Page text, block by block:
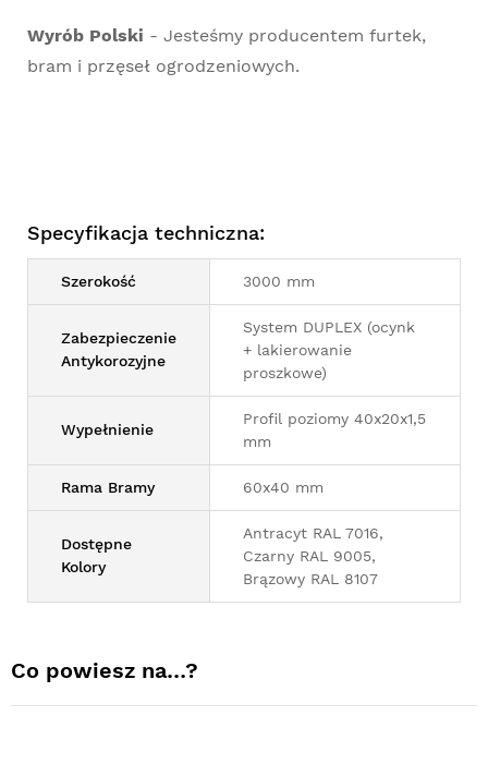
Wyrób Polski - Jesteśmy producentem furtek,
bram i przęseł ogrodzeniowych.
Specyfikacja techniczna:
Szerokość 3000 mm
Zabezpieczenie
Antykorozyjne
System DUPLEX (ocynk
+ lakierowanie
proszkowe)
Wypełnienie
Profil poziomy 40x20x1,5
mm
Rama Bramy 60x40 mm
Dostępne
Kolory
Antracyt RAL 7016,
Czarny RAL 9005,
Brązowy RAL 8107
Co powiesz na…?